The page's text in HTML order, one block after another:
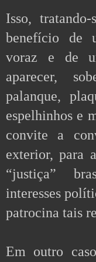
Isso,
benefício de
voraz e de
aparecer,
palanque,
espelhinhos e
convite a
exterior, para
“justiça”
interesses
patrocina tais
Em outro